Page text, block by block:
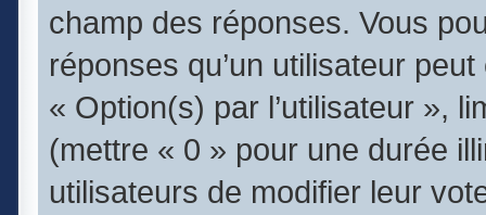
champ des réponses. Vous
réponses qu’un utilisateur
« Option(s) par l’utilisateur »,
(mettre « 0 » pour une durée
utilisateurs de modifier leur